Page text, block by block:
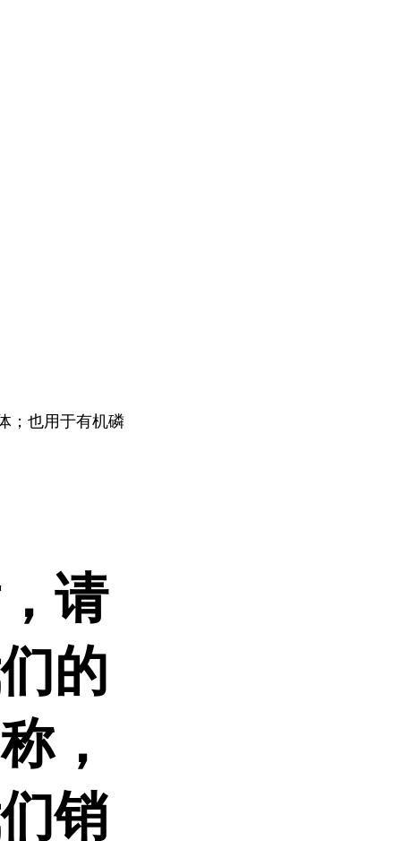
；也用于有机磷
请
的
，
销